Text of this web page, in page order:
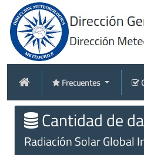
Frecuentes
Cantidad de
Radiación Solar Global